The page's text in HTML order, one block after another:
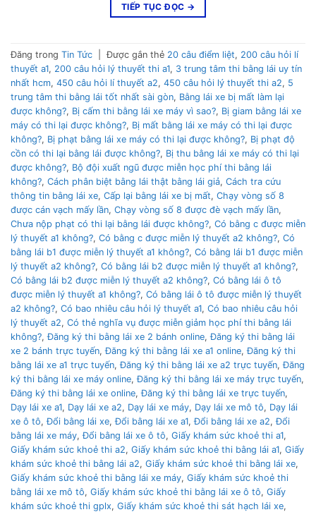
TIẾP TỤC ĐỌC →
Đăng trong Tin Tức Được gắn thẻ 20 câu điểm liệt, 200 câu hỏi lí
thuyết a1, 200 câu hỏi lý thuyết thi a1, 3 trung tâm thi bằng lái uy tín
nhất hcm, 450 câu hỏi lí thuyết a2, 450 câu hỏi lý thuyết thi a2, 5
trung tâm thi bằng lái tốt nhất sài gòn, Bằng lái xe bị mất làm lại
được không?, Bị cấm thi bằng lái xe máy vì sao?, Bị giam bằng lái xe
máy có thi lại được không?, Bị mất bằng lái xe máy có thi lại được
không?, Bị phạt bằng lái xe máy có thi lại được không?, Bị phạt độ
cồn có thi lại bằng lái được không?, Bị thu bằng lái xe máy có thi lại
được không?, Bộ đội xuất ngũ được miễn học phí thi bằng lái
không?, Cách phân biệt bằng lái thật bằng lái giả, Cách tra cứu
thông tin bằng lái xe, Cấp lại bằng lái xe bị mất, Chạy vòng số 8
được cán vạch mấy lần, Chạy vòng số 8 được đè vạch mấy lần,
Chưa nộp phạt có thi lại bằng lái được không?, Có bằng c được miễn
lý thuyết a1 không?, Có bằng c được miễn lý thuyết a2 không?, Có
bằng lái b1 được miễn lý thuyết a1 không?, Có bằng lái b1 được miễn
lý thuyết a2 không?, Có bằng lái b2 được miễn lý thuyết a1 không?,
Có bằng lái b2 được miễn lý thuyết a2 không?, Có bằng lái ô tô
được miễn lý thuyết a1 không?, Có bằng lái ô tô được miễn lý thuyết
a2 không?, Có bao nhiêu câu hỏi lý thuyết a1, Có bao nhiêu câu hỏi
lý thuyết a2, Có thẻ nghĩa vụ được miễn giảm học phí thi bằng lái
không?,Đăng ký thi bằng lái xe 2 bánh online,Đăng ký thi bằng lái
xe 2 bánh trực tuyến,Đăng ký thi bằng lái xe a1 online,Đăng ký thi
bằng lái xe a1 trực tuyến,Đăng ký thi bằng lái xe a2 trực tuyến,Đăng
ký thi bằng lái xe máy online,Đăng ký thi bằng lái xe máy trực tuyến,
Đăng ký thi bằng lái xe online,Đăng ký thi bằng lái xe trực tuyến,
Dạy lái xe a1, Dạy lái xe a2, Dạy lái xe máy, Dạy lái xe mô tô, Dạy lái
xe ô tô,Đổi bằng lái xe,Đổi bằng lái xe a1,Đổi bằng lái xe a2,Đổi
bằng lái xe máy,Đổi bằng lái xe ô tô, Giấy khám sức khoẻ thi a1,
Giấy khám sức khoẻ thi a2, Giấy khám sức khoẻ thi bằng lái a1, Giấy
khám sức khoẻ thi bằng lái a2, Giấy khám sức khoẻ thi bằng lái xe,
Giấy khám sức khoẻ thi bằng lái xe máy, Giấy khám sức khoẻ thi
bằng lái xe mô tô, Giấy khám sức khoẻ thi bằng lái xe ô tô, Giấy
khám sức khoẻ thi gplx, Giấy khám sức khoẻ thi sát hạch lái xe,